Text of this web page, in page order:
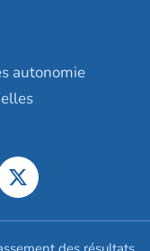
autonomie